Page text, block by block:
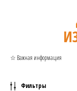
☆ Важная информация
Фильтры